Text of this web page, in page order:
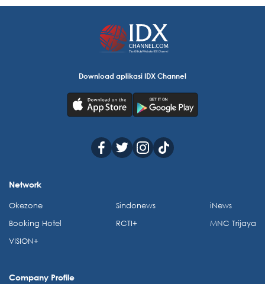
Download aplikasi IDX Channel
Network
Okezone
Booking Hotel
VISION+
Sindonews
RCTI+
iNews
MNC Trijaya
Company Profile